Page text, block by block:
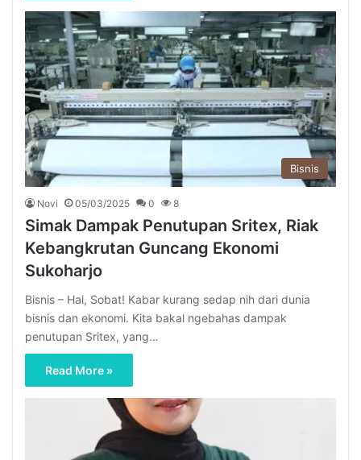
Bisnis
Novi 05/03/2025 0 8
Simak Dampak Penutupan Sritex, Riak
Kebangkrutan Guncang Ekonomi
Sukoharjo
Bisnis – Hai, Sobat! Kabar kurang sedap nih dari dunia
bisnis dan ekonomi. Kita bakal ngebahas dampak
penutupan Sritex, yang…
Read More »